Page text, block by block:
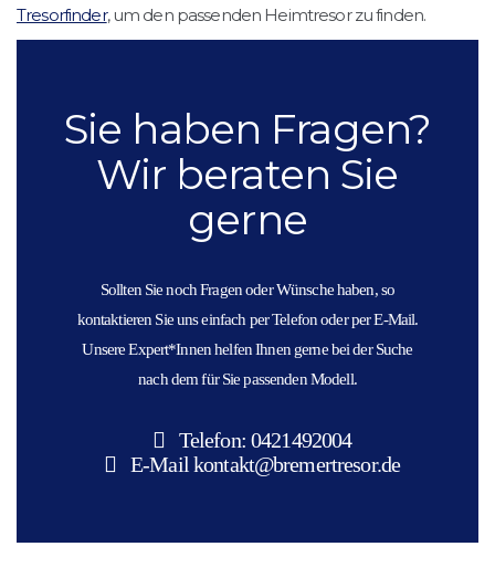
Tresorfinder, um den passenden Heimtresor zu finden.
Sie haben Fragen?
Wir beraten Sie
gerne
Sollten Sie noch Fragen oder Wünsche haben, so
kontaktieren Sie uns einfach per Telefon oder per E-Mail.
Unsere Expert*Innen helfen Ihnen gerne bei der Suche
nach dem für Sie passenden Modell.
Telefon: 0421492004
E-Mail kontakt@bremertresor.de